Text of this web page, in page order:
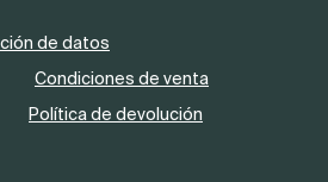
de datos
Condiciones de venta
Política de devolución